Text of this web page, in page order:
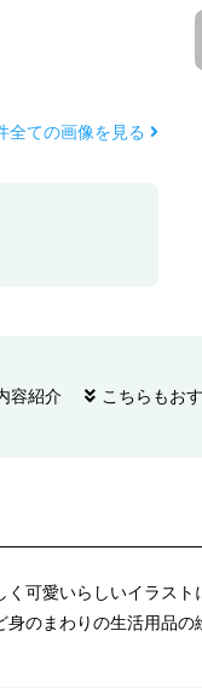
全ての画像を見る
容紹介 こちらもお
可愛いらしいイラス
のまわりの生活用品の